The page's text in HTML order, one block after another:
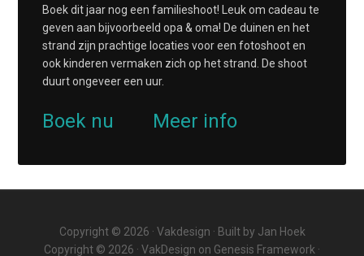
Boek dit jaar nog een familieshoot! Leuk om cadeau te
geven aan bijvoorbeeld opa & oma! De duinen en het
strand zijn prachtige locaties voor een fotoshoot en
ook kinderen vermaken zich op het strand. De shoot
duurt ongeveer een uur.
Boek nu Meer info
Copyright © 2026 · Vakdesign · Built by Jan Hoek
Copyright © 2026 · VakDesign on Genesis Framework ·